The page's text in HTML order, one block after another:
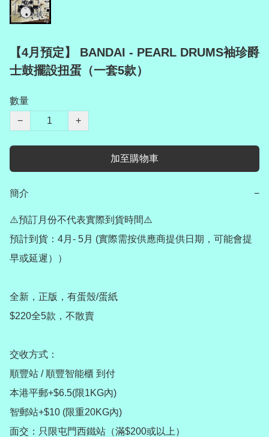
【4月預定】 BANDAI - PEARL DRUMS袖珍爵
士鼓擺設扭蛋（一套5款）
數量
−
+
加至購物車
簡介 −
⚠️預訂月份不代表實際到貨時間⚠️
預計到貨：4月- 5月 (實際需按供應商提供日期，可能會提
早或延遲））
全新，正版，有蛋殼/蛋紙
$220全5款，不散賣
交收方式：
順豐站 / 順豐智能櫃 到付
本港平郵+$6.5(限1KG內)
智郵站+$10 (限重20KG內)
面交：只限屯門西鐵站（滿$200或以上）